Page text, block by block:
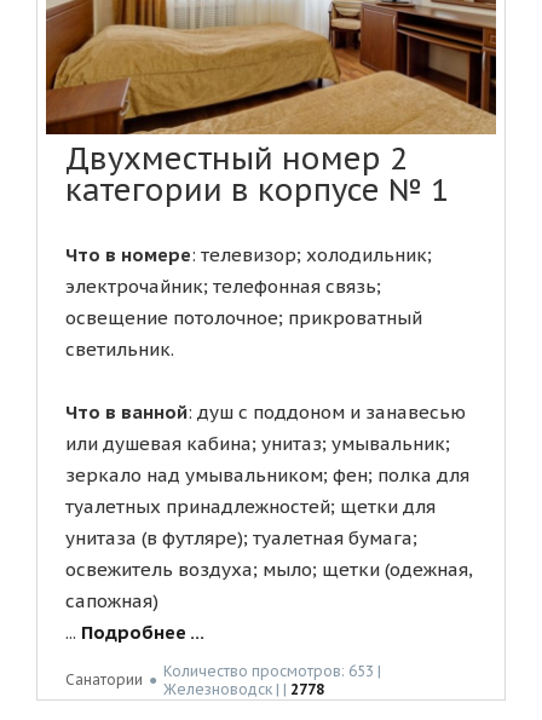
Двухместный номер 2
категории в корпусе № 1
Что в номере: телевизор; холодильник;
электрочайник; телефонная связь;
освещение потолочное; прикроватный
светильник.
Что в ванной: душ с поддоном и занавесью
или душевая кабина; унитаз; умывальник;
зеркало над умывальником; фен; полка для
туалетных принадлежностей; щетки для
унитаза (в футляре); туалетная бумага;
освежитель воздуха; мыло; щетки (одежная,
сапожная)
... Подробнее ...
Санатории ● Количество просмотров: 653 |
Жeлeзнoвoдск | | 2778